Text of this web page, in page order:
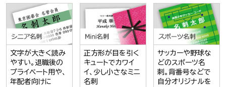
文字が大きく読み
やすい。退職後の
プライベート用や、
年配者向けに
正方形が目を引く
キュートでカワイ
イ、少し小さなミニ
名刺
サッカーや野球な
どのスポーツ名
刺。背番号などで
自分オリジナルを